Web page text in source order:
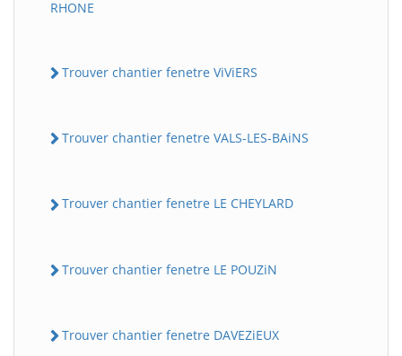
RHONE
Trouver chantier fenetre ViViERS
Trouver chantier fenetre VALS-LES-BAiNS
Trouver chantier fenetre LE CHEYLARD
Trouver chantier fenetre LE POUZiN
Trouver chantier fenetre DAVEZiEUX